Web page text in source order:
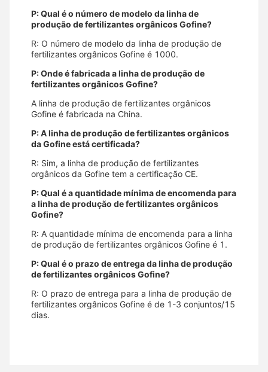
P: Qual é o número de modelo da linha de
produção de fertilizantes orgânicos Gofine?
R: O número de modelo da linha de produção de
fertilizantes orgânicos Gofine é 1000.
P: Onde é fabricada a linha de produção de
fertilizantes orgânicos Gofine?
A linha de produção de fertilizantes orgânicos
Gofine é fabricada na China.
P: A linha de produção de fertilizantes orgânicos
da Gofine está certificada?
R: Sim, a linha de produção de fertilizantes
orgânicos da Gofine tem a certificação CE.
P: Qual é a quantidade mínima de encomenda para
a linha de produção de fertilizantes orgânicos
Gofine?
R: A quantidade mínima de encomenda para a linha
de produção de fertilizantes orgânicos Gofine é 1.
P: Qual é o prazo de entrega da linha de produção
de fertilizantes orgânicos Gofine?
R: O prazo de entrega para a linha de produção de
fertilizantes orgânicos Gofine é de 1-3 conjuntos/15
dias.